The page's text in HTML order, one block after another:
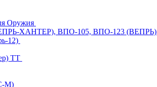
Оружия
ХАНТЕР), ВПО-105, ВПО-123 (ВЕПРЬ)
12)
ТТ
М)